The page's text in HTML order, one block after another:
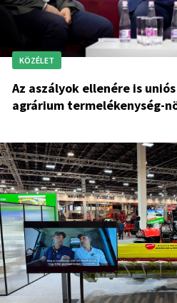
KÖZÉLET
Az aszályok ellenére is
agrárium termelékenység-